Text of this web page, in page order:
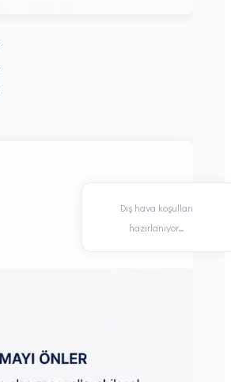
Dış hava koşulları
hazırlanıyor…